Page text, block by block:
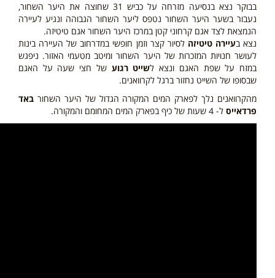
בבוקר נצא בנסיעה מזרחה על כביש 31 שחוצה את היער השחור,
נעבור בשער היער השחור נטפס ליער השחור הגבוהה ונגיע לעיירה
הנמצאת לצד אגם קרחוני קטן במרכז היער השחור אגם טיטיזה.
נצא בעיירה טיטיזה לסיור קצר וזמן חופשי במדרחוב של העיירה בינות
לעושר חנויות המזכרות של היער השחור ומיטב מטעמי האזור. ניפגש
במזח על שפת האגם ונצא לשייט רגוע של חצי שעה על האגם
שבסופו של השייט נחזור ברגל לקרוואנים.
מהקרוואנים נלך לפארק המים המקורה הגדול של היער השחור באד
פרדאייס ל- 4 שעות של כיף בפארק המים המחומם והמקורה.